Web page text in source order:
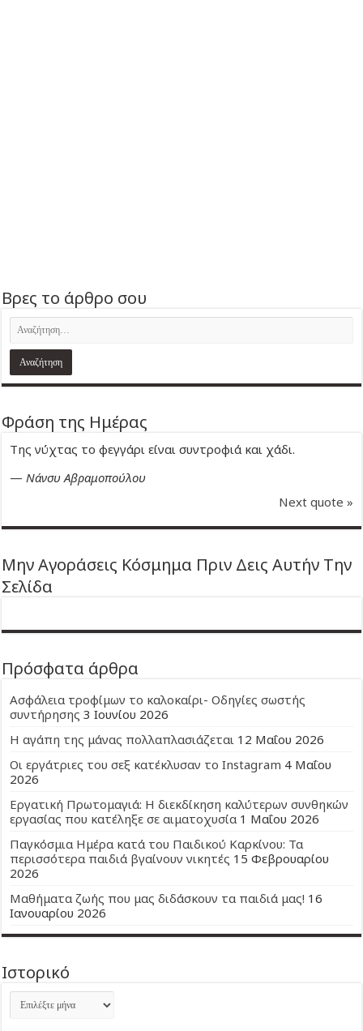
Βρες το άρθρο σου
Φράση της Ημέρας
Της νύχτας το φεγγάρι είναι συντροφιά και χάδι.
— Νάνσυ Αβραμοπούλου
Next quote »
Μην Αγοράσεις Κόσμημα Πριν Δεις Αυτήν Την
Σελίδα
Πρόσφατα άρθρα
Ασφάλεια τροφίμων το καλοκαίρι- Οδηγίες σωστής
συντήρησης 3 Ιουνίου 2026
Η αγάπη της μάνας πολλαπλασιάζεται 12 Μαΐου 2026
Οι εργάτριες του σεξ κατέκλυσαν το Instagram 4 Μαΐου
2026
Εργατική Πρωτομαγιά: Η διεκδίκηση καλύτερων συνθηκών
εργασίας που κατέληξε σε αιματοχυσία 1 Μαΐου 2026
Παγκόσμια Ημέρα κατά του Παιδικού Καρκίνου: Τα
περισσότερα παιδιά βγαίνουν νικητές 15 Φεβρουαρίου
2026
Μαθήματα ζωής που μας διδάσκουν τα παιδιά μας! 16
Ιανουαρίου 2026
Ιστορικό
Ιστορικό